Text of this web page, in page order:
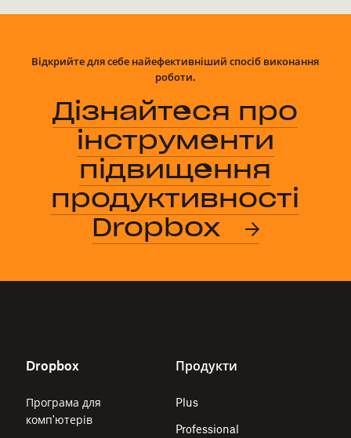
Відкрийте для себе найефективніший спосіб виконання
роботи.
Дізнайтеся про
інструменти
підвищення
продуктивності
Dropbox
Dropbox
Програма для
комп'ютерів
Продукти
Plus
Professional